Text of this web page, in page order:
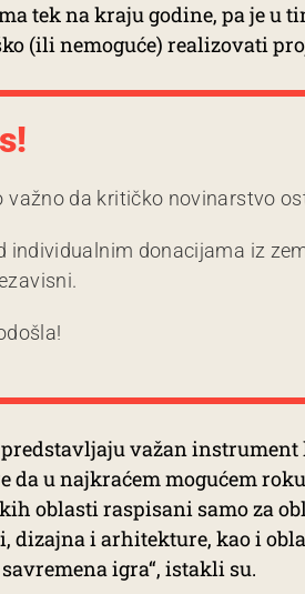
tek na kraju godine, pa je u
(ili nemoguće) realizovati
važno da kritičko novinarstvo
individualnim donacijama iz
važan
u najkraćem mogućem
oblasti raspisani samo za
dizajna i arhitekture, kao i
igra“, istakli su.